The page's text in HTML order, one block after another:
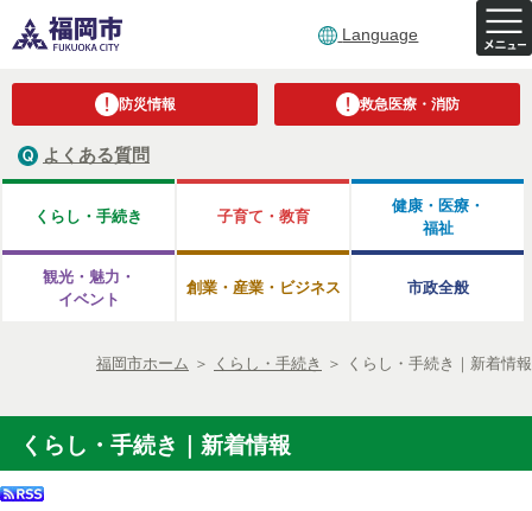
Language
防災情報 救急医療・消防
よくある質問
くらし・手続き 子育て・教育
健康・医療・
福祉
観光・魅力・
イベント
創業・産業・ビジネス 市政全般
福岡市ホーム ＞ くらし・手続き ＞ くらし・手続き｜新着情報
くらし・手続き｜新着情報